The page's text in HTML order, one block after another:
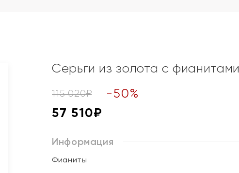
Серьги из золота с фианитами
115 020₽ -50%
57 510₽
Информация
Фианиты